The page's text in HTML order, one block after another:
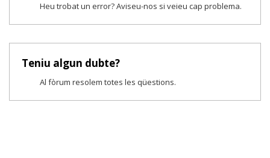
Heu trobat un error? Aviseu-nos si veieu cap problema.
Teniu algun dubte?
Al fòrum resolem totes les qüestions.